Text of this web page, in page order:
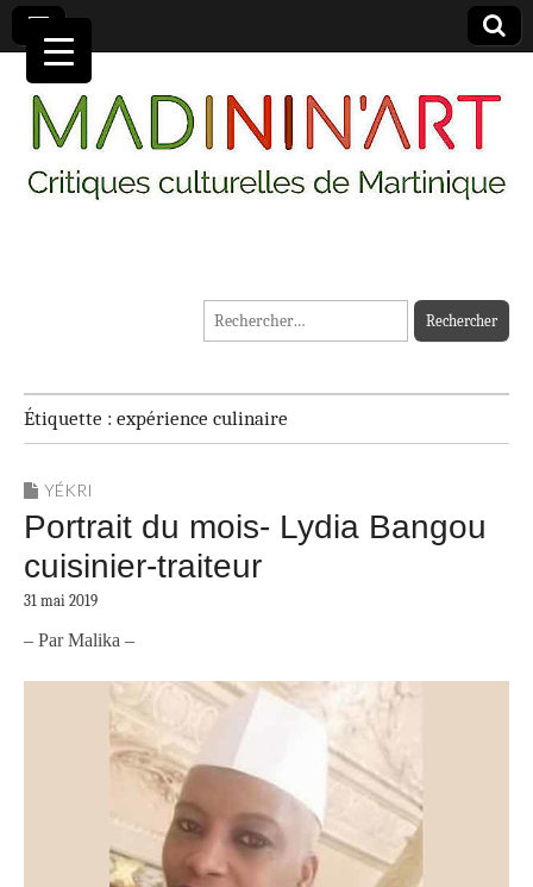
MADININ'ART
Rechercher :
Étiquette : expérience culinaire
YÉKRI
Portrait du mois- Lydia Bangou
cuisinier-traiteur
31 mai 2019
– Par Malika –